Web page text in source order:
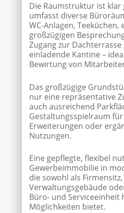
Die Raumstruktur ist klar
umfasst diverse
WC-Anlagen, Teeküchen,
großzügigen
Zugang zur Dachterrasse
einladende Kantine –
Bewirtung von
Das großzügige
nur eine repräsentative
auch ausreichend
Gestaltungsspielraum
Erweiterungen oder
Nutzungen.
Eine gepflegte, flexibel
Gewerbeimmobilie in
die sowohl als Firmensitz,
Verwaltungsgebäude
Büro- und Serviceeinheit
Möglichkeiten bietet.